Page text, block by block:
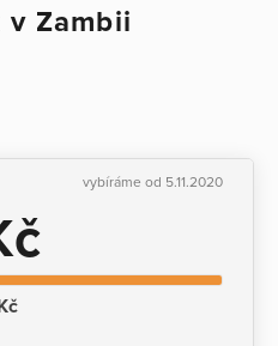
v Zambii
vybíráme od 5.11.2020